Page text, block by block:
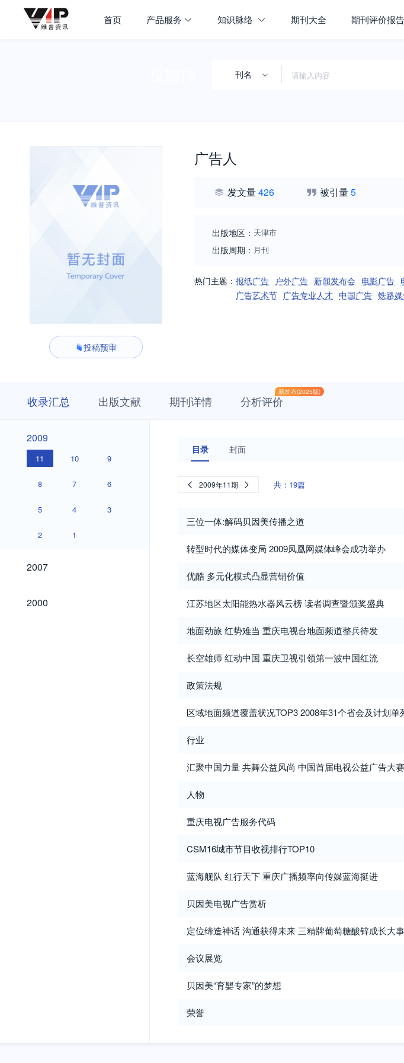
首页 产品服务 知识脉络 期刊大全 期刊评价报告
刊名
投稿预审
广告人
发文量426 被引量5
出版地区： 天津市
出版周期： 月刊
热门主题： 报纸广告 户外广告 新闻发布会 电影广告
广告艺术节 广告专业人才 中国广告 铁路
收录汇总 出版文献 期刊详情
新发布(2025版)
分析评价
2009
2009
11 10 9
8 7 6
5 4 3
2 1
2007
2007
2000
2000
目录 封面
2009年11期 共：19篇
三位一体:解码贝因美传播之道
转型时代的媒体变局 2009凤凰网媒体峰会成功举办
优酷 多元化模式凸显营销价值
江苏地区太阳能热水器风云榜 读者调查暨颁奖盛典
地面劲旅 红势难当 重庆电视台地面频道整兵待发
长空雄师 红动中国 重庆卫视引领第一波中国红流
政策法规
区域地面频道覆盖状况TOP3 2008年31个省会及计划
行业
汇聚中国力量 共舞公益风尚 中国首届电视公益广告大赛
人物
重庆电视广告服务代码
CSM16城市节目收视排行TOP10
蓝海舰队 红行天下 重庆广播频率向传媒蓝海挺进
贝因美电视广告赏析
定位缔造神话 沟通获得未来 三精牌葡萄糖酸锌成长大
会议展览
贝因美“育婴专家”的梦想
荣誉